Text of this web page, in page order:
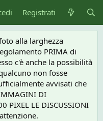
Registrati
alla larghezza
PRIMA di
c'è anche la possibilità
non fosse
avvisati che
IMMAGINI DI
PIXEL LE DISCUSSIONI